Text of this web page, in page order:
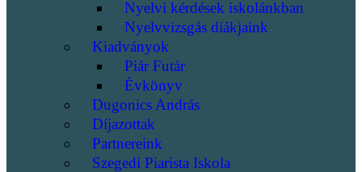
Nyelvi kérdések iskolánkban
Nyelvvizsgás diákjaink
Kiadványok
Piár Futár
Évkönyv
Dugonics András
Díjazottak
Partnereink
Szegedi Piarista Iskola